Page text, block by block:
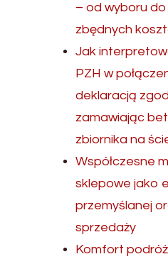
– od wyboru
zbędnych
Jak
PZH w
deklaracją
zamawiając
zbiornika na
Współczesne
sklepowe jako
przemyślanej
sprzedaży
Komfort